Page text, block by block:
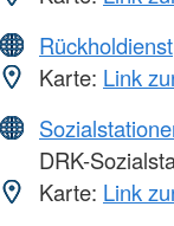
Rückholdienst
Karte: Link
DRK-
Karte: Link